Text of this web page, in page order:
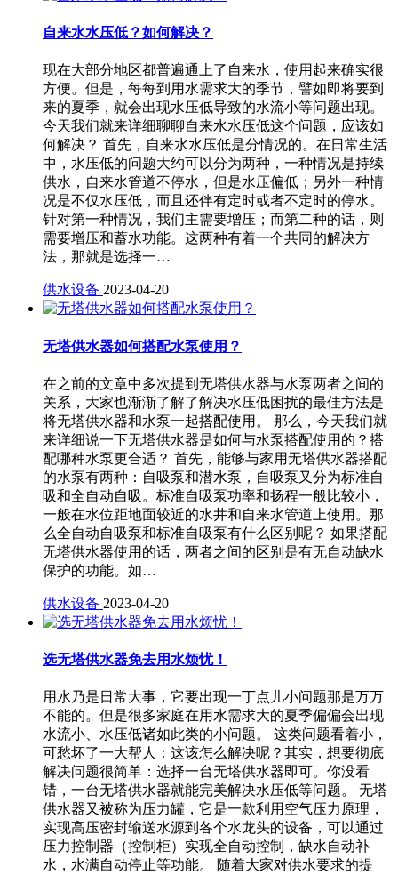
自来水水压低？如何解决？
现在大部分地区都普遍通上了自来水，使用起来确实很
方便。但是，每每到用水需求大的季节，譬如即将要到
来的夏季，就会出现水压低导致的水流小等问题出现。
今天我们就来详细聊聊自来水水压低这个问题，应该如
何解决？ 首先，自来水水压低是分情况的。在日常生活
中，水压低的问题大约可以分为两种，一种情况是持续
供水，自来水管道不停水，但是水压偏低；另外一种情
况是不仅水压低，而且还伴有定时或者不定时的停水。
针对第一种情况，我们主需要增压；而第二种的话，则
需要增压和蓄水功能。这两种有着一个共同的解决方
法，那就是选择一…
供水设备 2023-04-20
无塔供水器如何搭配水泵使用？
在之前的文章中多次提到无塔供水器与水泵两者之间的
关系，大家也渐渐了解了解决水压低困扰的最佳方法是
将无塔供水器和水泵一起搭配使用。 那么，今天我们就
来详细说一下无塔供水器是如何与水泵搭配使用的？搭
配哪种水泵更合适？ 首先，能够与家用无塔供水器搭配
的水泵有两种：自吸泵和潜水泵，自吸泵又分为标准自
吸和全自动自吸。标准自吸泵功率和扬程一般比较小，
一般在水位距地面较近的水井和自来水管道上使用。那
么全自动自吸泵和标准自吸泵有什么区别呢？ 如果搭配
无塔供水器使用的话，两者之间的区别是有无自动缺水
保护的功能。如…
供水设备 2023-04-20
选无塔供水器免去用水烦忧！
用水乃是日常大事，它要出现一丁点儿小问题那是万万
不能的。但是很多家庭在用水需求大的夏季偏偏会出现
水流小、水压低诸如此类的小问题。 这类问题看着小，
可愁坏了一大帮人：这该怎么解决呢？其实，想要彻底
解决问题很简单：选择一台无塔供水器即可。你没看
错，一台无塔供水器就能完美解决水压低等问题。 无塔
供水器又被称为压力罐，它是一款利用空气压力原理，
实现高压密封输送水源到各个水龙头的设备，可以通过
压力控制器（控制柜）实现全自动控制，缺水自动补
水，水满自动停止等功能。 随着大家对供水要求的提